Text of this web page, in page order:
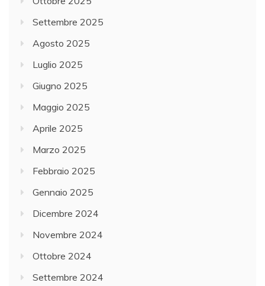
Settembre 2025
Agosto 2025
Luglio 2025
Giugno 2025
Maggio 2025
Aprile 2025
Marzo 2025
Febbraio 2025
Gennaio 2025
Dicembre 2024
Novembre 2024
Ottobre 2024
Settembre 2024